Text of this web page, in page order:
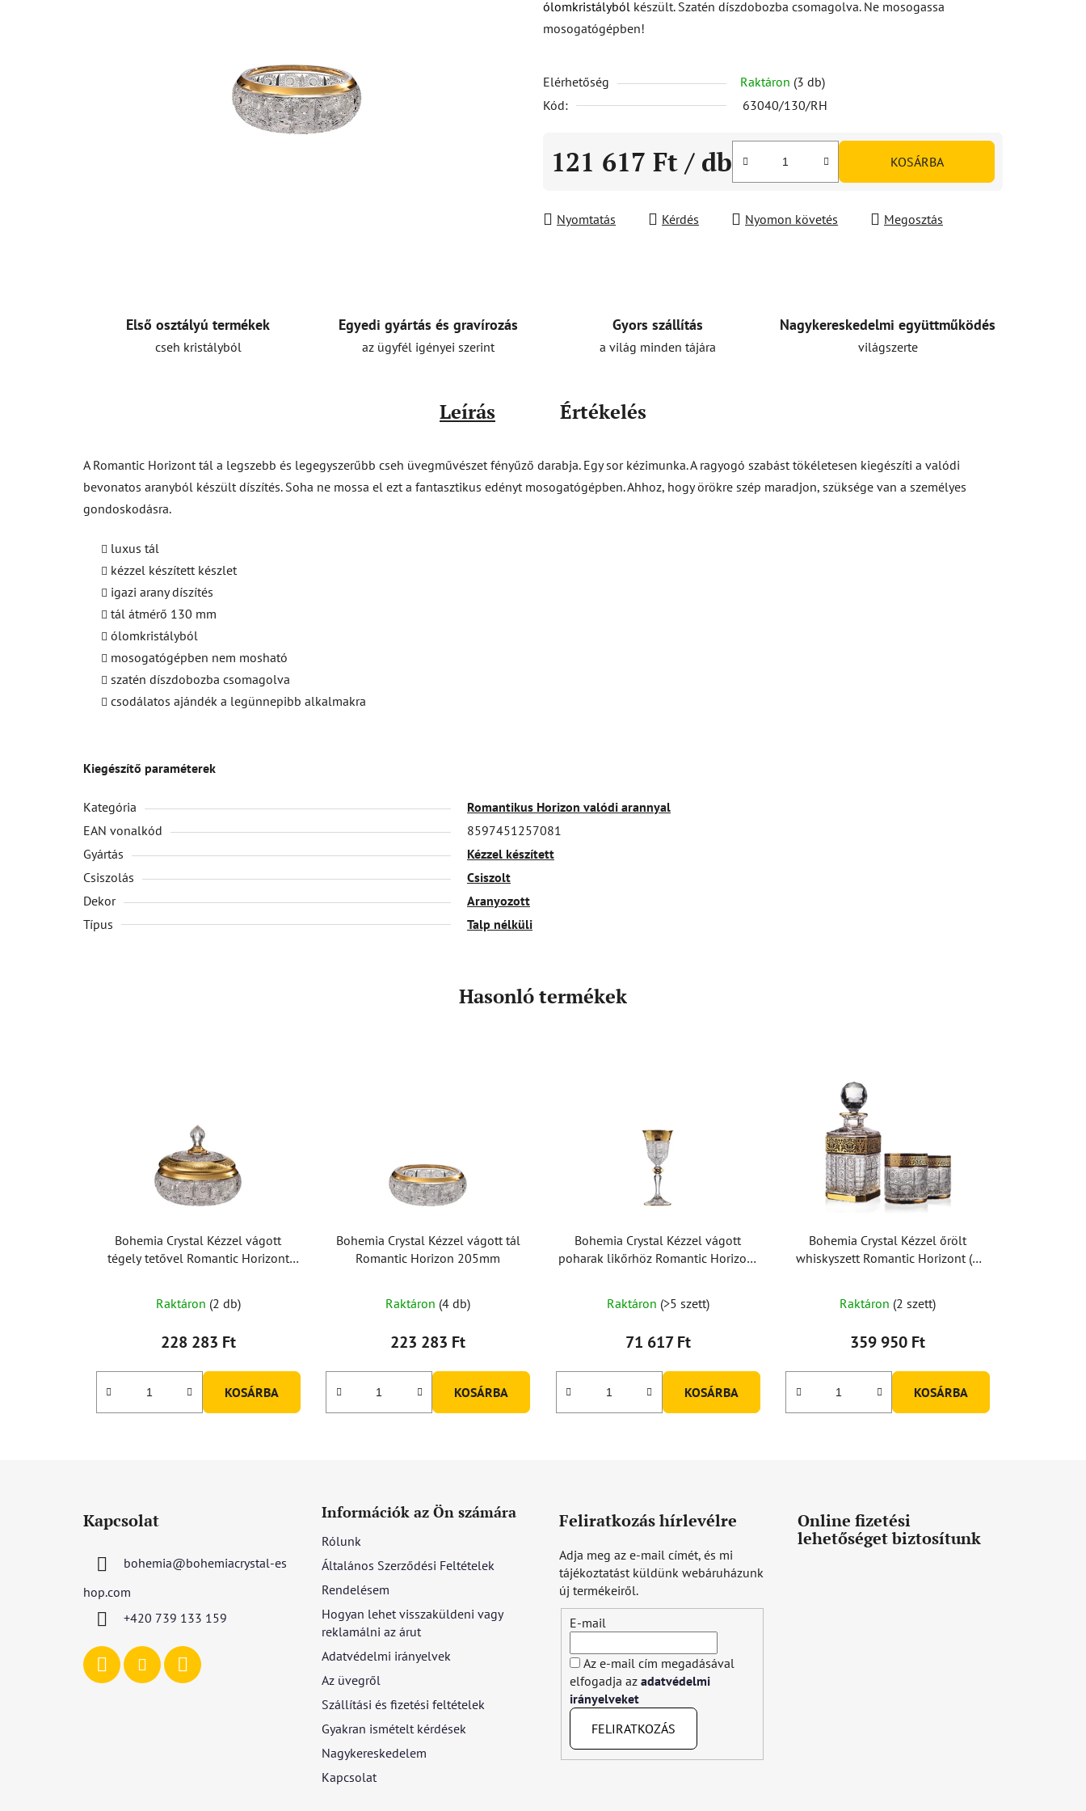
5-
ből
csillag.
ólomkristályból készült. Szatén díszdobozba csomagolva. Ne mosogassa
mosogatógépben!
Elérhetőség Raktáron (3 db)
Kód:
63040/130/RH
121 617 Ft / db KOSÁRBA
Nyomtatás Kérdés Nyomon követés Megosztás
Első osztályú termékek
cseh kristályból
Egyedi gyártás és gravírozás
az ügyfél igényei szerint
Gyors szállítás
a világ minden tájára
Nagykereskedelmi együttműködés
világszerte
Leírás Értékelés
A Romantic Horizont tál a legszebb és legegyszerűbb cseh üvegművészet fényűző darabja. Egy sor kézimunka. A ragyogó szabást tökéletesen kiegészíti a valódi
bevonatos aranyból készült díszítés. Soha ne mossa el ezt a fantasztikus edényt mosogatógépben. Ahhoz, hogy örökre szép maradjon, szüksége van a személyes
gondoskodásra.
luxus tál
kézzel készített készlet
igazi arany díszítés
tál átmérő 130 mm
ólomkristályból
mosogatógépben nem mosható
szatén díszdobozba csomagolva
csodálatos ajándék a legünnepibb alkalmakra
Kiegészítő paraméterek
Kategória
Romantikus Horizon valódi arannyal
EAN vonalkód
8597451257081
Gyártás
Kézzel készített
Csiszolás
Csiszolt
Dekor
Aranyozott
Típus
Talp nélküli
Hasonló termékek
Bohemia Crystal Kézzel vágott
tégely tetővel Romantic Horizont
Raktáron (2 db)
228 283 Ft
KOSÁRBA
Bohemia Crystal Kézzel vágott tál
Romantic Horizon 205mm
Raktáron (4 db)
223 283 Ft
KOSÁRBA
Bohemia Crystal Kézzel vágott
poharak likőrhöz Romantic Horizont
Raktáron (>5 szett)
71 617 Ft
KOSÁRBA
Bohemia Crystal Kézzel őrölt
whiskyszett Romantic Horizont (1
termék
átlagos
5-
Raktáron (2 szett)
359 950 Ft
KOSÁRBA
Kapcsolat
bohemia@bohemiacrystal-es
hop.com
+420 739 133 159
Információk az Ön számára
Rólunk
Általános Szerződési Feltételek
Rendelésem
Hogyan lehet visszaküldeni vagy
reklamálni az árut
Adatvédelmi irányelvek
Az üvegről
Szállítási és fizetési feltételek
Gyakran ismételt kérdések
Nagykereskedelem
Kapcsolat
Feliratkozás hírlevélre
Adja meg az e-mail címét, és mi
tájékoztatást küldünk webáruházunk
új termékeiről.
E-mail
Az e-mail cím megadásával
elfogadja az adatvédelmi
irányelveket
FELIRATKOZÁS
Online fizetési
lehetőséget biztosítunk